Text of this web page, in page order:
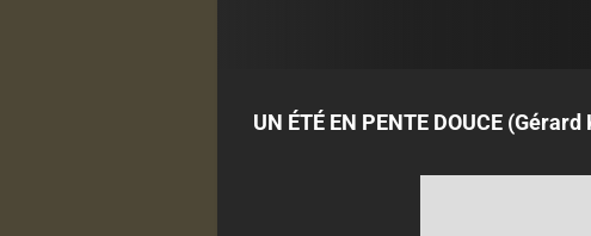
UN ÉTÉ EN PENTE DOUCE